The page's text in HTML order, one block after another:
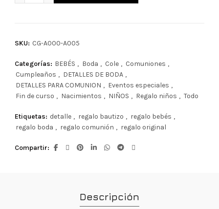
SKU: CG-A000-A005
Categorías: BEBÉS , Boda , Cole , Comuniones ,
Cumpleaños , DETALLES DE BODA ,
DETALLES PARA COMUNION , Eventos especiales ,
Fin de curso , Nacimientos , NIÑOS , Regalo niños , Todo
Etiquetas: detalle , regalo bautizo , regalo bebés ,
regalo boda , regalo comunión , regalo original
Compartir
Descripción